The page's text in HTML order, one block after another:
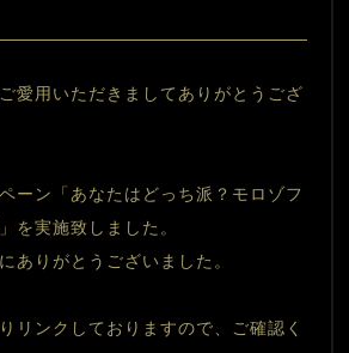
愛用いただきましてありがとうござ
ーン「あなたはどっち派？モロゾフ
を実施致しました。
ありがとうございました。
リンクしておりますので、ご確認く